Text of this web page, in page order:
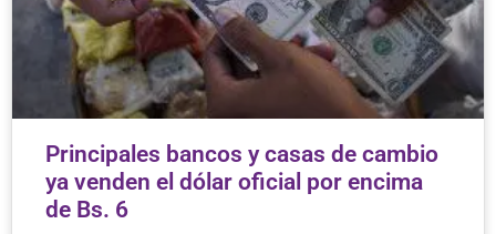
Principales bancos y casas de cambio
ya venden el dólar oficial por encima
de Bs. 6